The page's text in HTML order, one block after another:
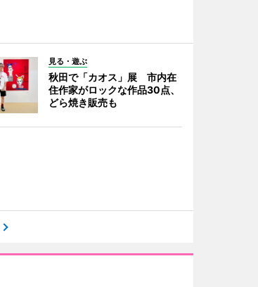
見る・遊ぶ
秋田で「カオス」展 市内在
住作家がロックな作品30点、
どら焼き販売も